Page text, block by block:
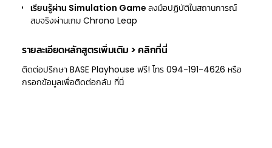
เรียนรู้ผ่าน Simulation Game ลงมือปฏิบัติในสถานการณ์
สมจริงผ่านเกม Chrono Leap
รายละเอียดหลักสูตรเพิ่มเติม >คลิกที่นี่
ติดต่อปรึกษา BASE Playhouse ฟรี! โทร 094-191-4626 หรือ
กรอกข้อมูลเพื่อติดต่อกลับ ที่นี่